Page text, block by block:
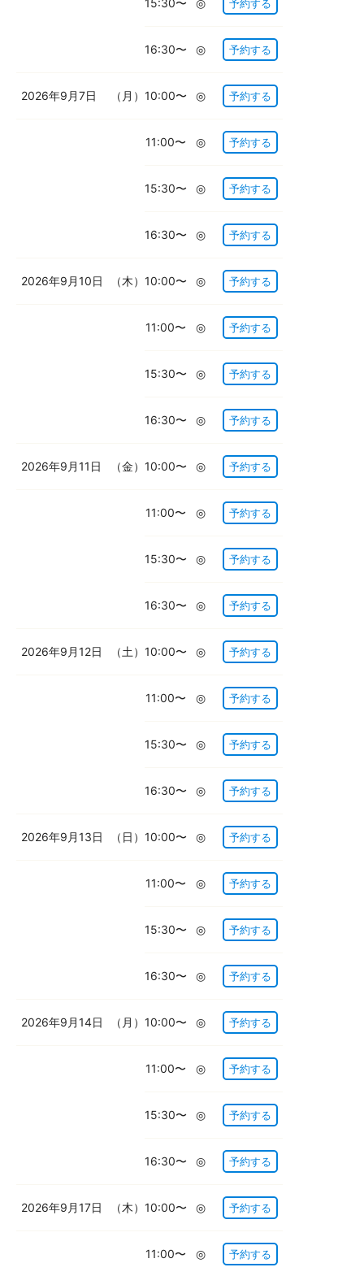
予約する
16:30〜 ◎ 予約する
2026年9月7日 （月） 10:00〜 ◎ 予約する
11:00〜 ◎ 予約する
15:30〜 ◎ 予約する
16:30〜 ◎ 予約する
2026年9月10日 （木） 10:00〜 ◎ 予約する
11:00〜 ◎ 予約する
15:30〜 ◎ 予約する
16:30〜 ◎ 予約する
2026年9月11日 （金） 10:00〜 ◎ 予約する
11:00〜 ◎ 予約する
15:30〜 ◎ 予約する
16:30〜 ◎ 予約する
2026年9月12日 （土） 10:00〜 ◎ 予約する
11:00〜 ◎ 予約する
15:30〜 ◎ 予約する
16:30〜 ◎ 予約する
2026年9月13日 （日） 10:00〜 ◎ 予約する
11:00〜 ◎ 予約する
15:30〜 ◎ 予約する
16:30〜 ◎ 予約する
2026年9月14日 （月） 10:00〜 ◎ 予約する
11:00〜 ◎ 予約する
15:30〜 ◎ 予約する
16:30〜 ◎ 予約する
2026年9月17日 （木） 10:00〜 ◎ 予約する
11:00〜 ◎ 予約する